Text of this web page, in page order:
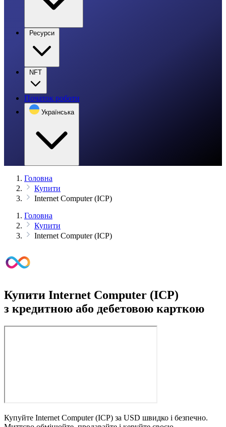
Ресурси
NFT
Початок роботи
Українська
Головна
Купити
Internet Computer (ICP)
Головна
Купити
Internet Computer (ICP)
Купити Internet Computer (ICP)
з кредитною або дебетовою карткою
Купуйте Internet Computer (ICP) за USD швидко і безпечно.